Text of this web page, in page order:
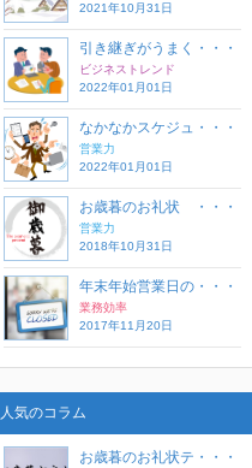
2021年10月31日
引き継ぎがうまく・・・
ビジネストレンド
2022年01月01日
なかなかスケジュ・・・
営業力
2022年01月01日
お歳暮のお礼状 ・・・
営業力
2018年10月31日
年末年始営業日の・・・
業務効率
2017年11月20日
人気のコラム
お歳暮のお礼状テ・・・